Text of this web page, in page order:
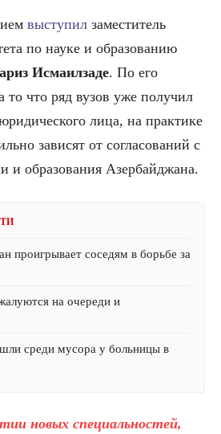
выступил заместитель
по науке и образованию
Исмаилзаде. По его
то что ряд вузов уже получил
лица, на практике
зависят от согласований с
и образования Азербайджана.
проигрывает соседям в борьбе за
на очереди и
среди мусора у больницы в
новых специальностей,